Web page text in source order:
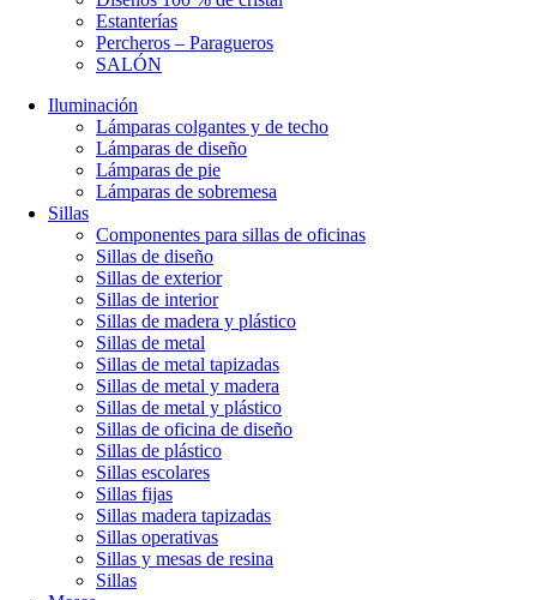
Estanterías
Percheros – Paragueros
SALÓN
Iluminación
Lámparas colgantes y de techo
Lámparas de diseño
Lámparas de pie
Lámparas de sobremesa
Sillas
Componentes para sillas de oficinas
Sillas de diseño
Sillas de exterior
Sillas de interior
Sillas de madera y plástico
Sillas de metal
Sillas de metal tapizadas
Sillas de metal y madera
Sillas de metal y plástico
Sillas de oficina de diseño
Sillas de plástico
Sillas escolares
Sillas fijas
Sillas madera tapizadas
Sillas operativas
Sillas y mesas de resina
Sillas